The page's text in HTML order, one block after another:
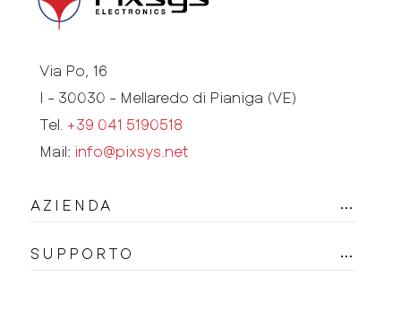
Via Po, 16
I - 30030 - Mellaredo di Pianiga (VE)
Tel. +39 041 5190518
Mail: info@pixsys.net
AZIENDA
SUPPORTO